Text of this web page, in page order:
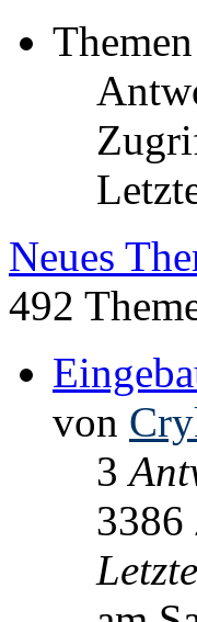
Themen
Neues
492
von
3
3386